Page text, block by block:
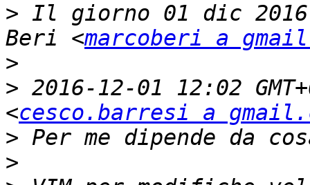
> Il giorno 01 dic
Beri <marcoberi a
>
> 2016-12-01 12:02
<cesco.barresi a
>
>